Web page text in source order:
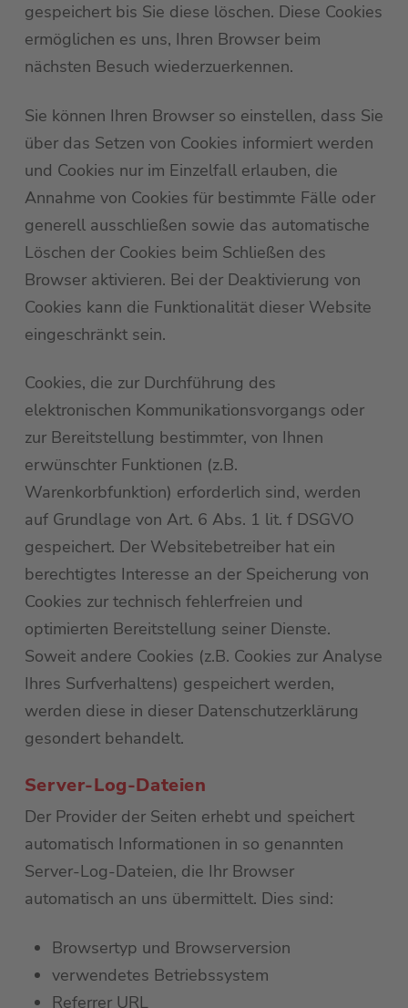
gespeichert bis Sie diese löschen. Diese Cookies
ermöglichen es uns, Ihren Browser beim
nächsten Besuch wiederzuerkennen.
Sie können Ihren Browser so einstellen, dass Sie
über das Setzen von Cookies informiert werden
und Cookies nur im Einzelfall erlauben, die
Annahme von Cookies für bestimmte Fälle oder
generell ausschließen sowie das automatische
Löschen der Cookies beim Schließen des
Browser aktivieren. Bei der Deaktivierung von
Cookies kann die Funktionalität dieser Website
eingeschränkt sein.
Cookies, die zur Durchführung des
elektronischen Kommunikationsvorgangs oder
zur Bereitstellung bestimmter, von Ihnen
erwünschter Funktionen (z.B.
Warenkorbfunktion) erforderlich sind, werden
auf Grundlage von Art. 6 Abs. 1 lit. f DSGVO
gespeichert. Der Websitebetreiber hat ein
berechtigtes Interesse an der Speicherung von
Cookies zur technisch fehlerfreien und
optimierten Bereitstellung seiner Dienste.
Soweit andere Cookies (z.B. Cookies zur Analyse
Ihres Surfverhaltens) gespeichert werden,
werden diese in dieser Datenschutzerklärung
gesondert behandelt.
Server-Log-Dateien
Der Provider der Seiten erhebt und speichert
automatisch Informationen in so genannten
Server-Log-Dateien, die Ihr Browser
automatisch an uns übermittelt. Dies sind:
Browsertyp und Browserversion
verwendetes Betriebssystem
Referrer URL